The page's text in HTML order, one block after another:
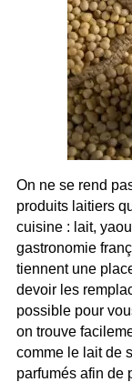
On ne se rend
produits laitiers
cuisine : lait,
gastronomie
tiennent une
devoir les
possible pour
on trouve
comme le lait de
parfumés afin de